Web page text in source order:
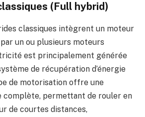
(Full hybrid)
classiques intègrent un moteur
un ou plusieurs moteurs
est principalement générée
de récupération d’énergie
de motorisation offre une
complète, permettant de rouler en
de courtes distances,